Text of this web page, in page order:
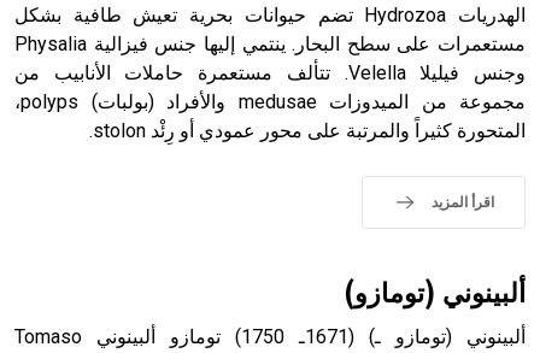
- هل تعلم أن أبجر Abgar اسم معروف جيداً يعود إلى عدد من
الملوك الذين حكموا مدينة إديسا (الرها) من أبجر الأول وحتى
التاسع، وهم ينتسبون إلى أسرة أوسروين
حيث تقتصر القيمة الصوتية للعلامة الك
الهدريات Hydrozoa تضم حيوانات بحرية تعيش طافية بشكل
مستعمرات على سطح البحار. ينتمي إليها جنس فيزالية Physalia
وجنس فيليلا Velella. تتألف مستعمرة حاملات الأنابيب من
مجموعة من الميدوزات medusae والأفراد (بولبات) polyps،
المتحورة كثيراً والمرتبة على محور عمودي أو رِئْد stolon.
اقرأ المزيد
ألبينوني (تومازو)
ألبينوني (تومازو ـ) (1671ـ 1750) تومازو ألبينوني Tomaso